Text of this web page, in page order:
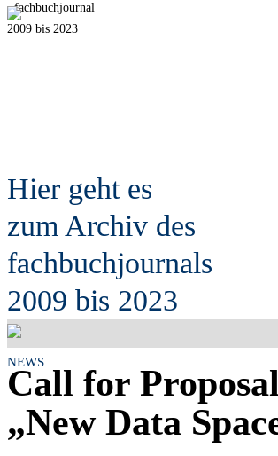
fachbuchjournal
2009 bis 2023
Hier geht es
zum Archiv des
fachbuchjournals
2009 bis 2023
NEWS
Call for
„New Data